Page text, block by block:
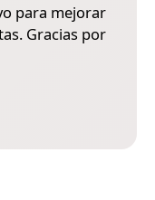
para mejorar
Gracias por